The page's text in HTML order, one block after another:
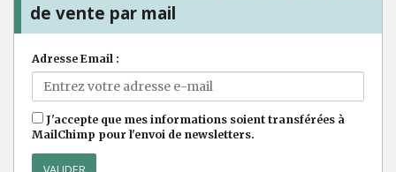
de vente par mail
Adresse Email :
J'accepte que mes informations soient transférées à
MailChimp pour l'envoi de newsletters.